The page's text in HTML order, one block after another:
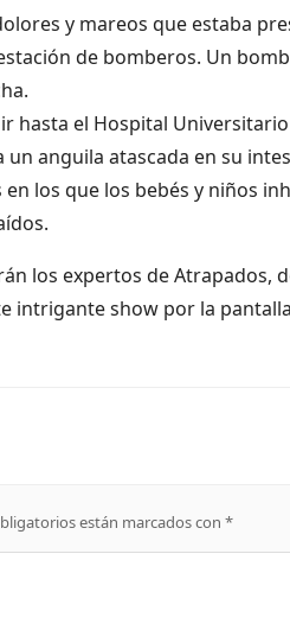
y mareos que estaba
de bomberos. Un
hasta el Hospital
anguila atascada en su
los que los bebés y niños
los expertos de Atrapados,
intrigante show por la
están marcados con *